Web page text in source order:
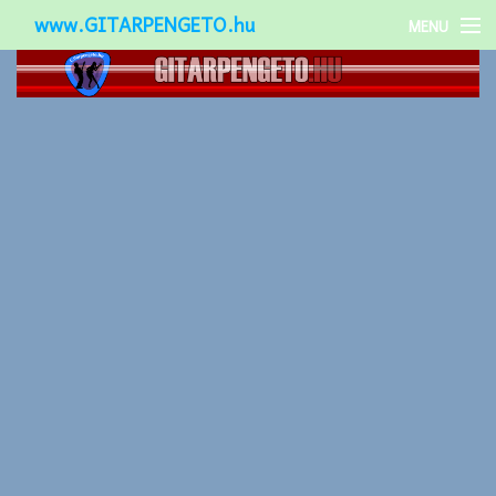
www.GITARPENGETO.hu MENU
Népszerű-